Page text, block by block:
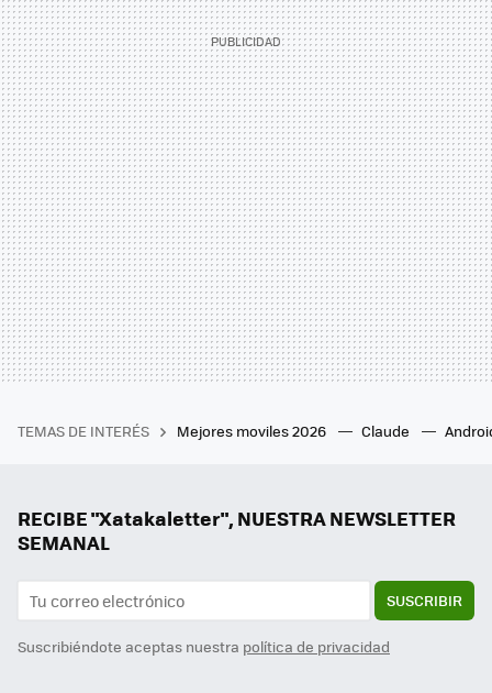
TEMAS DE INTERÉS Mejores moviles 2026 Claude
RECIBE "Xatakaletter", NUESTRA NEWSLETTER
SEMANAL
SUSCRIBIR
Suscribiéndote aceptas nuestra política de privacidad